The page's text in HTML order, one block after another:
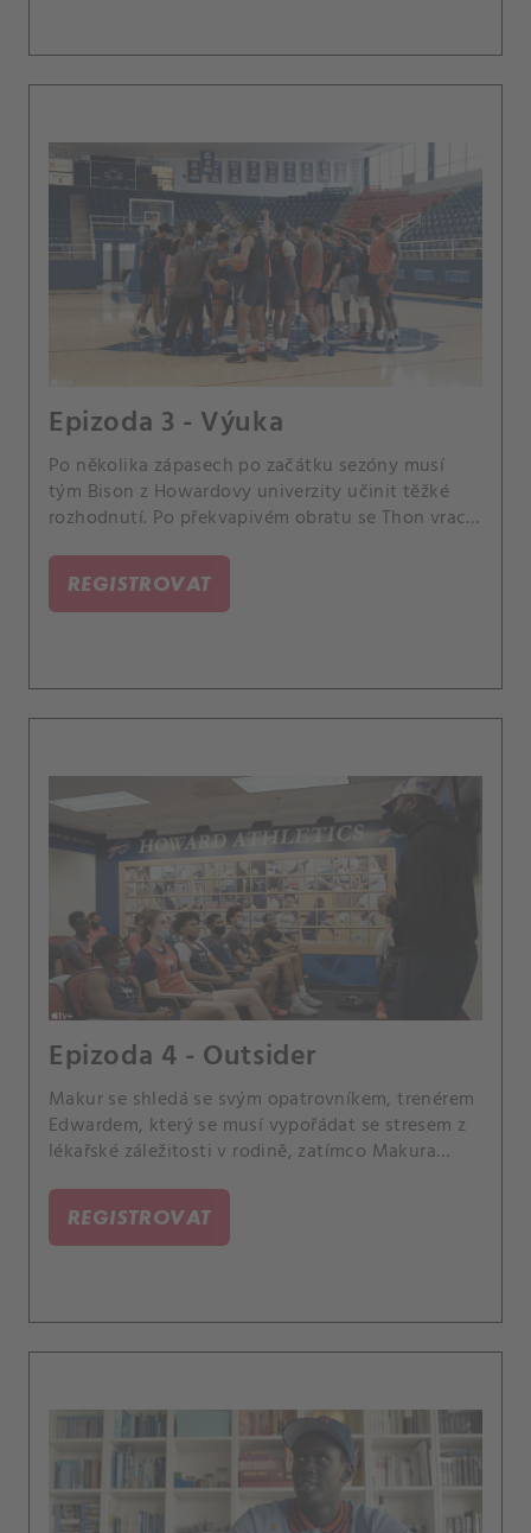
Epizoda 3 - Výuka
Po několika zápasech po začátku sezóny musí
tým Bison z Howardovy univerzity učinit těžké
rozhodnutí. Po překvapivém obratu se Thon vrací
REGISTROVAT
Epizoda 4 - Outsider
Makur se shledá se svým opatrovníkem, trenérem
Edwardem, který se musí vypořádat se stresem z
lékařské záležitosti v rodině, zatímco Makura
REGISTROVAT